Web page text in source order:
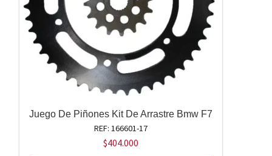
Juego De Piñones Kit De Arrastre Bmw F7
REF: 166601-17
$404.000